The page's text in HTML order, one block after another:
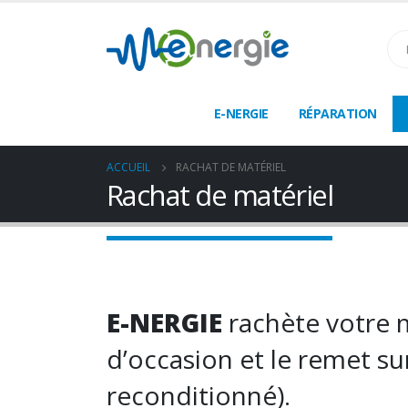
E-NERGIE RÉPARATION
ACCUEIL RACHAT DE MATÉRIEL
Rachat de matériel
E-NERGIE rachète votre
d’occasion et le remet
reconditionné).